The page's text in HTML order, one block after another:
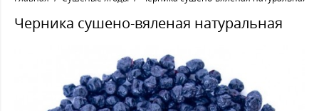
Черника сушено-вяленая натуральная